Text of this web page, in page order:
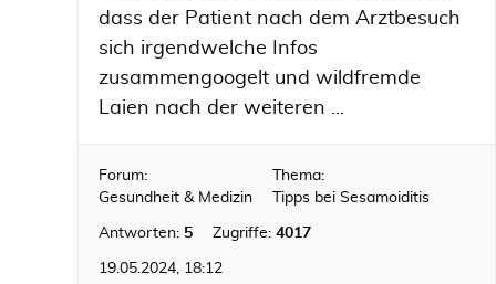
dass der Patient nach dem Arztbesuch
sich irgendwelche Infos
zusammengoogelt und wildfremde
Laien nach der weiteren ...
Forum:
Gesundheit & Medizin
Thema:
Tipps bei Sesamoiditis
Antworten: 5 Zugriffe: 4017
19.05.2024, 18:12